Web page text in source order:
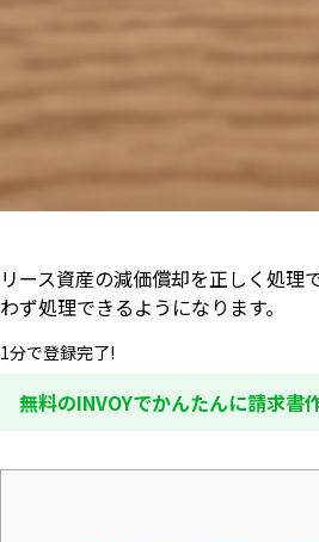
リース資産の減価償却を正しく処
わず処理できるようになります。
1分で登録完了!
無料のINVOYでかんたんに請求書